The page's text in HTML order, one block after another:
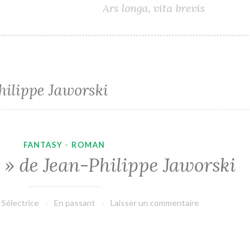
Ars longa, vita brevis
Jaworski
FANTASY · ROMAN
» de Jean-Philippe Jaworski
Sélectrice En passant Laisser un commentaire